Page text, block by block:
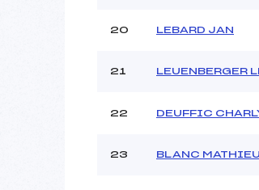
20 LEBARD JAN
21 LEUENBERGER
22 DEUFFIC
23 BLANC MATHIEU